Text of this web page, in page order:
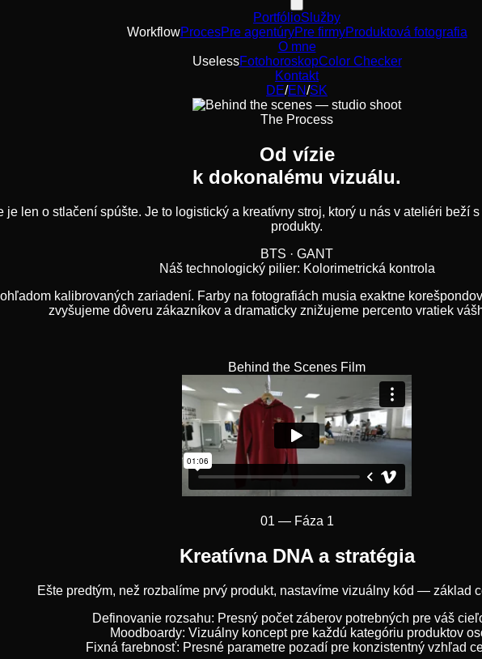
PortfólioSlužby
WorkflowProcesPre agentúryPre firmyProduktová fotografia
O mne
UselessFotohoroskopColor Checker
Kontakt
DE/EN/SK
The Process
Od vízie
k dokonalému vizuálu.
len o stlačení spúšte. Je to logistický a kreatívny stroj, ktorý u nás v ateliéri beží
produkty.
BTS · GANT
Náš technologický pilier: Kolorimetrická kontrola
kalibrovaných zariadení. Farby na fotografiách musia exaktne
zvyšujeme dôveru zákazníkov a dramaticky znižujeme percento vratiek
Behind the Scenes Film
01 — Fáza 1
Kreatívna DNA a stratégia
Ešte predtým, než rozbalíme prvý produkt, nastavíme vizuálny kód — základ
Definovanie rozsahu: Presný počet záberov potrebných pre váš
Moodboardy: Vizuálny koncept pre každú kategóriu produktov
Fixná farebnosť: Presné parametre pozadí pre konzistentný vzhľad